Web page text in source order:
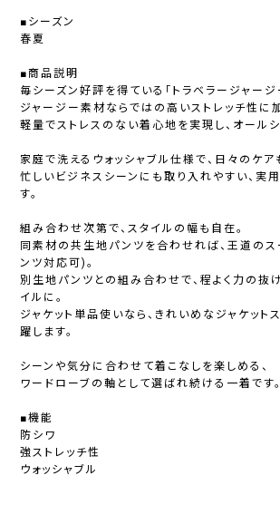
■シーズン
春夏
■商品説明
毎シーズン好評を得ている「トラベラージャージ
ジャージー素材ならではの高いストレッチ性に加
軽量でストレスのない着心地を実現し、オールシ
家庭で洗えるウォッシャブル仕様で、日々のケア
忙しいビジネスシーンにも取り入れやすい、実
す。
組み合わせ次第で、スタイルの幅も自在。
同素材の共生地パンツを合わせれば、王道の
ンツ対応可)。
別生地パンツとの組み合わせで、程よく力の抜
イルに。
ジャケット単品使いなら、きれいめなジャケット
躍します。
シーンや気分に合わせて着こなしを楽しめる、
ワードローブの軸として選ばれ続ける一着です。
■機能
防シワ
強ストレッチ性
ウォッシャブル